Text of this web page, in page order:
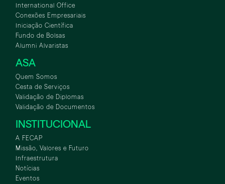
International Office
Conexões Empresariais
Iniciação Científica
Fundo de Bolsas
Alumni Alvaristas
ASA
Quem Somos
Cesta de Serviços
Validação de Diplomas
Validação de Documentos
INSTITUCIONAL
A FECAP
Missão, Valores e Futuro
Infraestrutura
Notícias
Eventos